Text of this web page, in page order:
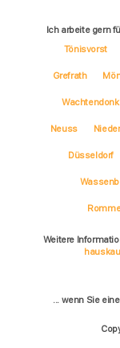
Ich arbeite gern
Tönisvorst
Grefrath
Wachtendonk
Neuss
Düsseldorf
Weitere
... wenn Sie